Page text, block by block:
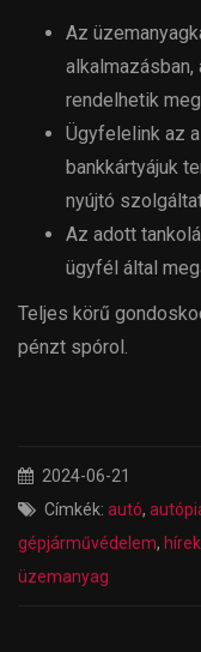
Az
alkalmazásban,
rendelhetik meg.
Ügyfelelink az
bankkártyájuk
nyújtó
Az adott
ügyfél által
Teljes körű
pénzt spórol.
2024-06-21
Címkék: autó,
gépjárművédelem, hírek
üzemanyag